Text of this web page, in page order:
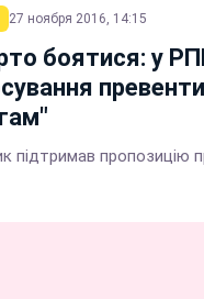
27 ноября 2016, 14:15
боятися: у
підтримав пропозицію